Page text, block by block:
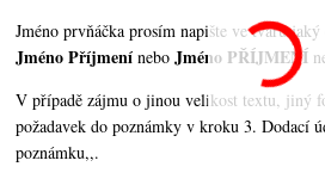
Jméno prvňáčka prosím napište ve tvaru
Jméno Příjmení neboJméno PŘÍJMENÍ
V případě zájmu o jinou velikost textu, jiný
požadavek do poznámky v kroku 3. Dodací
poznámku,,.